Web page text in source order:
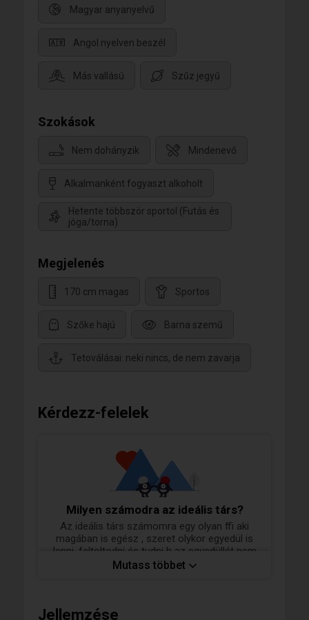
Magyar anyanyelvű
Angol nyelven beszél
Más vallású Szűz jegyű
Szokások
Nem dohányzik Mindenevő
Alkalmanként fogyaszt alkoholt
Hetente többször sportol (Futás és
jóga/torna)
Megjelenés
170 cm magas Sportos
Szőke hajú Barna szemű
Tetoválásai: neki nincs, de nem zavarja
Kérdezz-felelek
Milyen számodra az ideális társ?
Az ideális társ számomra egy olyan ffi aki
magában is egész , szeret olykor egyedül is
lenni, feltoltodni és tudni h az egyedüllét nem
azonos a magannyal.legyen egészséges
tisztelni,kedvelni es szeretni.Ertekrendje,
Mutass többet
Jellemzése